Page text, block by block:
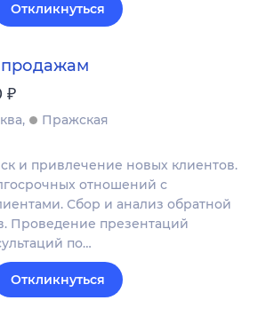
Откликнуться
₽
Пражская
и привлечение новых клиентов.
отношений с
Сбор и анализ обратной
Проведение презентаций
по…
Откликнуться